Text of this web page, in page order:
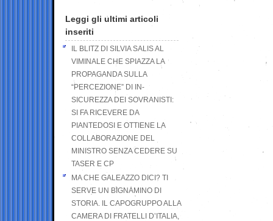
Leggi gli ultimi articoli
inseriti
IL BLITZ DI SILVIA SALIS AL
VIMINALE CHE SPIAZZA LA
PROPAGANDA SULLA
“PERCEZIONE” DI IN-
SICUREZZA DEI SOVRANISTI:
SI FA RICEVERE DA
PIANTEDOSI E OTTIENE LA
COLLABORAZIONE DEL
MINISTRO SENZA CEDERE SU
TASER E CP
MA CHE GALEAZZO DICI? TI
SERVE UN BIGNAMINO DI
STORIA. IL CAPOGRUPPO ALLA
CAMERA DI FRATELLI D’ITALIA,